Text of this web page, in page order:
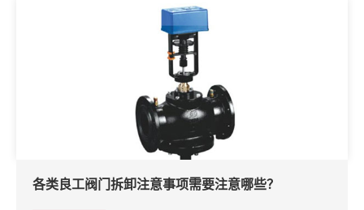
供热管网以及工业管道中，山东良工阀门发挥着重要的控制
作用。通过合理安装山东良工阀门，能够实现...
各类良工阀门拆卸注意事项需要注意哪些？